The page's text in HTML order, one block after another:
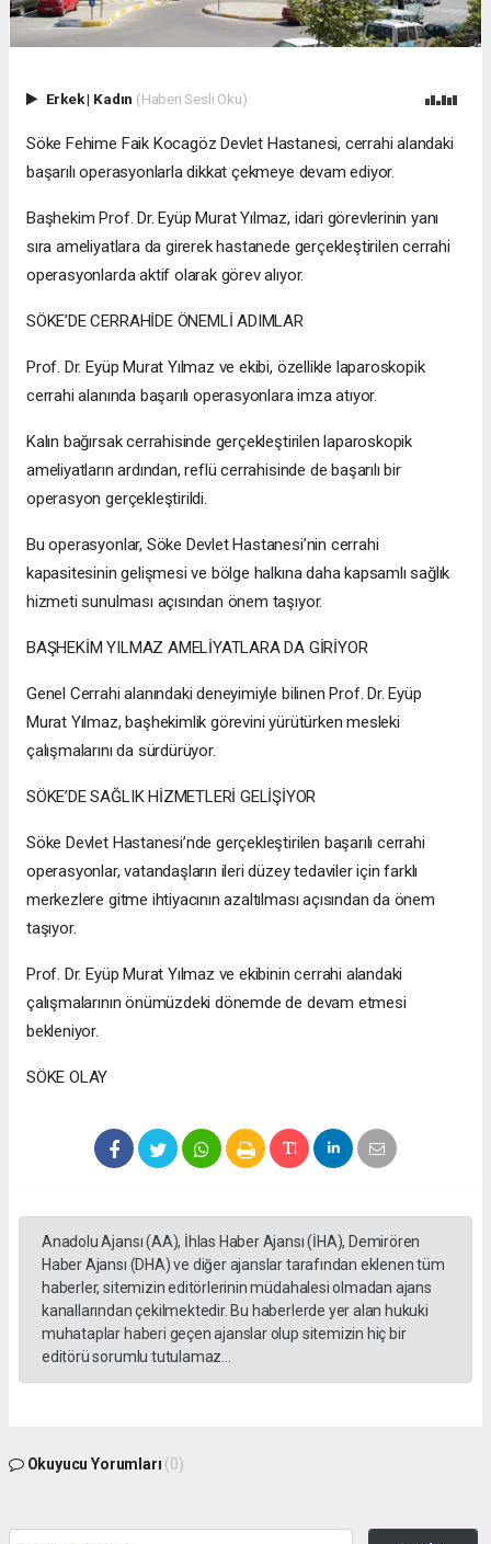
Erkek| Kadın (Haberi Sesli Oku)
Söke Fehime Faik Kocagöz Devlet Hastanesi, cerrahi alandaki
başarılı operasyonlarla dikkat çekmeye devam ediyor.
Başhekim Prof. Dr. Eyüp Murat Yılmaz, idari görevlerinin yanı
sıra ameliyatlara da girerek hastanede gerçekleştirilen cerrahi
operasyonlarda aktif olarak görev alıyor.
SÖKE’DE CERRAHİDE ÖNEMLİ ADIMLAR
Prof. Dr. Eyüp Murat Yılmaz ve ekibi, özellikle laparoskopik
cerrahi alanında başarılı operasyonlara imza atıyor.
Kalın bağırsak cerrahisinde gerçekleştirilen laparoskopik
ameliyatların ardından, reflü cerrahisinde de başarılı bir
operasyon gerçekleştirildi.
Bu operasyonlar, Söke Devlet Hastanesi’nin cerrahi
kapasitesinin gelişmesi ve bölge halkına daha kapsamlı sağlık
hizmeti sunulması açısından önem taşıyor.
BAŞHEKİM YILMAZ AMELİYATLARA DA GİRİYOR
Genel Cerrahi alanındaki deneyimiyle bilinen Prof. Dr. Eyüp
Murat Yılmaz, başhekimlik görevini yürütürken mesleki
çalışmalarını da sürdürüyor.
SÖKE’DE SAĞLIK HİZMETLERİ GELİŞİYOR
Söke Devlet Hastanesi’nde gerçekleştirilen başarılı cerrahi
operasyonlar, vatandaşların ileri düzey tedaviler için farklı
merkezlere gitme ihtiyacının azaltılması açısından da önem
taşıyor.
Prof. Dr. Eyüp Murat Yılmaz ve ekibinin cerrahi alandaki
çalışmalarının önümüzdeki dönemde de devam etmesi
bekleniyor.
SÖKE OLAY
Anadolu Ajansı (AA), İhlas Haber Ajansı (İHA), Demirören
Haber Ajansı (DHA) ve diğer ajanslar tarafından eklenen tüm
haberler, sitemizin editörlerinin müdahalesi olmadan ajans
kanallarından çekilmektedir. Bu haberlerde yer alan hukuki
muhataplar haberi geçen ajanslar olup sitemizin hiç bir
editörü sorumlu tutulamaz...
Okuyucu Yorumları (0)